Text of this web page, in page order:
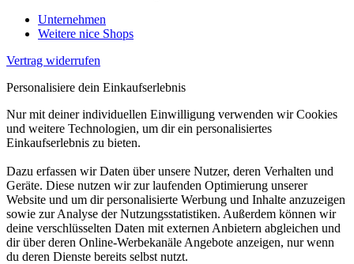
Unternehmen
Weitere nice Shops
Vertrag widerrufen
Personalisiere dein Einkaufserlebnis
Nur mit deiner individuellen Einwilligung verwenden wir Cookies
und weitere Technologien, um dir ein personalisiertes
Einkaufserlebnis zu bieten.
Dazu erfassen wir Daten über unsere Nutzer, deren Verhalten und
Geräte. Diese nutzen wir zur laufenden Optimierung unserer
Website und um dir personalisierte Werbung und Inhalte anzuzeigen
sowie zur Analyse der Nutzungsstatistiken. Außerdem können wir
deine verschlüsselten Daten mit externen Anbietern abgleichen und
dir über deren Online-Werbekanäle Angebote anzeigen, nur wenn
du deren Dienste bereits selbst nutzt.